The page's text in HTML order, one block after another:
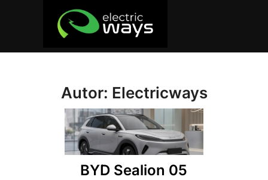
Autor: Electricways
BYD Sealion 05